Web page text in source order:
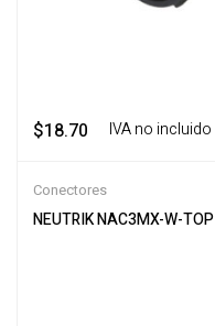
$18.70 ‎ ‎ ‎ IVA no incluido
Conectores
NEUTRIK NAC3MX-W-TOP